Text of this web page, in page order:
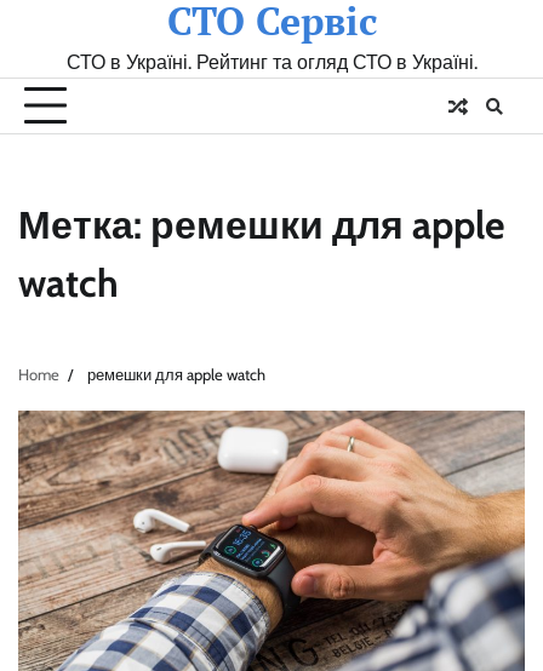
СТО Сервіс
СТО в Україні. Рейтинг та огляд СТО в Україні.
Метка: ремешки для apple
watch
Home ремешки для apple watch